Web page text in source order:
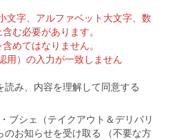
文字、アルファベット大文字、数
む必要があります。
めてはなりません。
用）の入力が一致しません
読み、内容を理解して同意する
ブシェ（テイクアウト＆デリバリ
のお知らせを受け取る （不要な方